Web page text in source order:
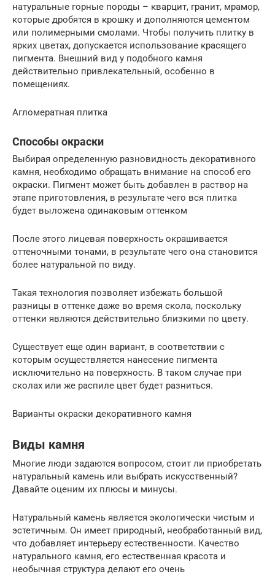
натуральные горные породы – кварцит, гранит, мрамор,
которые дробятся в крошку и дополняются цементом
или полимерными смолами. Чтобы получить плитку в
ярких цветах, допускается использование красящего
пигмента. Внешний вид у подобного камня
действительно привлекательный, особенно в
помещениях.
Агломератная плитка
Способы окраски
Выбирая определенную разновидность декоративного
камня, необходимо обращать внимание на способ его
окраски. Пигмент может быть добавлен в раствор на
этапе приготовления, в результате чего вся плитка
будет выложена одинаковым оттенком
После этого лицевая поверхность окрашивается
оттеночными тонами, в результате чего она становится
более натуральной по виду.
Такая технология позволяет избежать большой
разницы в оттенке даже во время скола, поскольку
оттенки являются действительно близкими по цвету.
Существует еще один вариант, в соответствии с
которым осуществляется нанесение пигмента
исключительно на поверхность. В таком случае при
сколах или же распиле цвет будет разниться.
Варианты окраски декоративного камня
Виды камня
Многие люди задаются вопросом, стоит ли приобретать
натуральный камень или выбрать искусственный?
Давайте оценим их плюсы и минусы.
Натуральный камень является экологически чистым и
эстетичным. Он имеет природный, необработанный вид,
что добавляет интерьеру естественности. Качество
натурального камня, его естественная красота и
необычная структура делают его очень